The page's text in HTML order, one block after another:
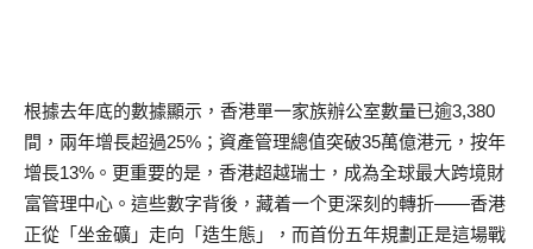
根據去年底的數據顯示，香港單一家族辦公室數量已逾3,380
間，兩年增長超過25%；資產管理總值突破35萬億港元，按年
增長13%。更重要的是，香港超越瑞士，成為全球最大跨境財
富管理中心。這些數字背後，藏着一个更深刻的轉折——香港
正從「坐金礦」走向「造生態」，而首份五年規劃正是這場戰